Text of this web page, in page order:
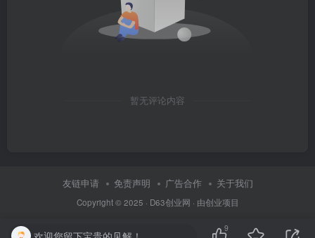
暂无评论内容
友链申请 免责声明 广告合作 关于我们
Copyright © 2025 · D63创业网 · 由创业项目
9